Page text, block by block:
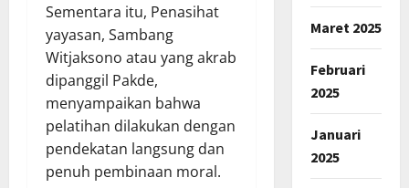
Sementara itu, Penasihat
yayasan, Sambang
Witjaksono atau yang akrab
dipanggil Pakde,
menyampaikan bahwa
pelatihan dilakukan dengan
pendekatan langsung dan
penuh pembinaan moral.
Maret 2025
Februari
2025
Januari
2025